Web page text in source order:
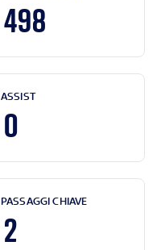
498
ASSIST
0
PASSAGGI CHIAVE
2